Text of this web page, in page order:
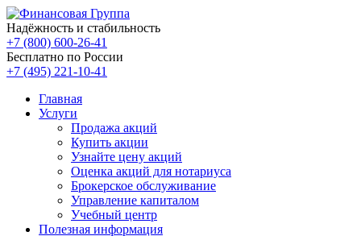
Надёжность и стабильность
+7 (800) 600-26-41
Бесплатно по России
+7 (495) 221-10-41
Главная
Услуги
Продажа акций
Купить акции
Узнайте цену акций
Оценка акций для нотариуса
Брокерское обслуживание
Управление капиталом
Учебный центр
Полезная информация